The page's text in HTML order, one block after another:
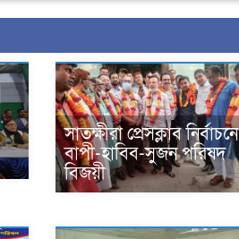
সাতক্ষীরা প্রেসক্লাব নির্বাচনে
বাপী-হাবিব-সুজন পরিষদ
বিজয়ী